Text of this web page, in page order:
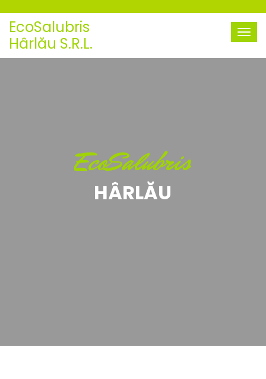
EcoSalubris
Hârlău S.R.L.
EcoSalubris
HÂRLĂU